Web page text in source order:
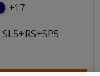
+17